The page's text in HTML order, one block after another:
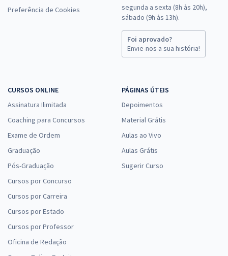
Preferência de Cookies
segunda a sexta (8h às 20h),
sábado (9h às 13h).
Foi aprovado?
Envie-nos a sua história!
CURSOS ONLINE
Assinatura Ilimitada
Coaching para Concursos
Exame de Ordem
Graduação
Pós-Graduação
Cursos por Concurso
Cursos por Carreira
Cursos por Estado
Cursos por Professor
Oficina de Redação
PÁGINAS ÚTEIS
Depoimentos
Material Grátis
Aulas ao Vivo
Aulas Grátis
Sugerir Curso